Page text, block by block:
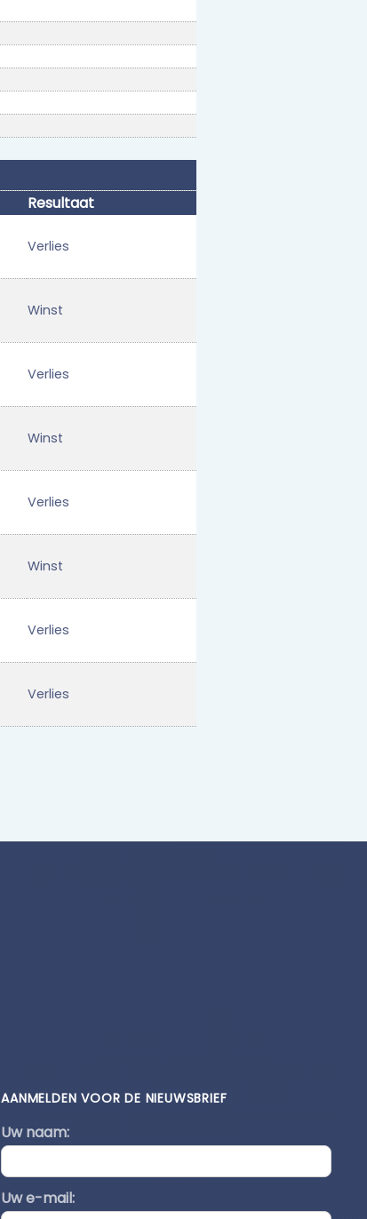
Resultaat
Verlies
Winst
Verlies
Winst
Verlies
Winst
Verlies
Verlies
AANMELDEN VOOR DE NIEUWSBRIEF
Uw naam:
Uw e-mail: